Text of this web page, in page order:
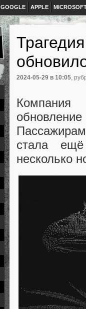
GOOGLE APPLE
2024-05-29 в 10:05,
Компания
стала
несколько